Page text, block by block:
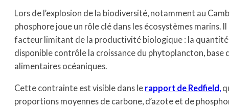
Lors de l’explosion de la biodiversité, notamment au
phosphore joue un rôle clé dans les écosystèmes marins.
facteur limitant de la productivité biologique : la quantité
disponible contrôle la croissance du phytoplancton, base
alimentaires océaniques.
Cette contrainte est visible dans le rapport de Redfield
proportions moyennes de carbone, d’azote et de